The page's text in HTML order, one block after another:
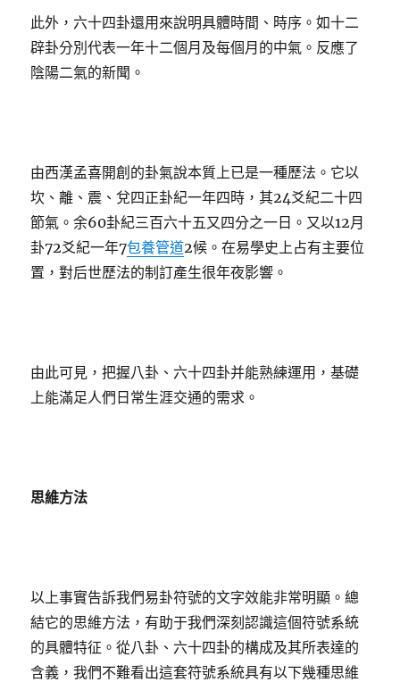
此外，六十四卦還用來說明具體時間、時序。如十二
辟卦分別代表一年十二個月及每個月的中氣。反應了
陰陽二氣的新聞。
由西漢孟喜開創的卦氣說本質上已是一種歷法。它以
坎、離、震、兌四正卦紀一年四時，其24爻紀二十四
節氣。余60卦紀三百六十五又四分之一日。又以12月
卦72爻紀一年7包養管道2候。在易學史上占有主要位
置，對后世歷法的制訂產生很年夜影響。
由此可見，把握八卦、六十四卦并能熟練運用，基礎
上能滿足人們日常生涯交通的需求。
思維方法
以上事實告訴我們易卦符號的文字效能非常明顯。總
結它的思維方法，有助于我們深刻認識這個符號系統
的具體特征。從八卦、六十四卦的構成及其所表達的
含義，我們不難看出這套符號系統具有以下幾種思維